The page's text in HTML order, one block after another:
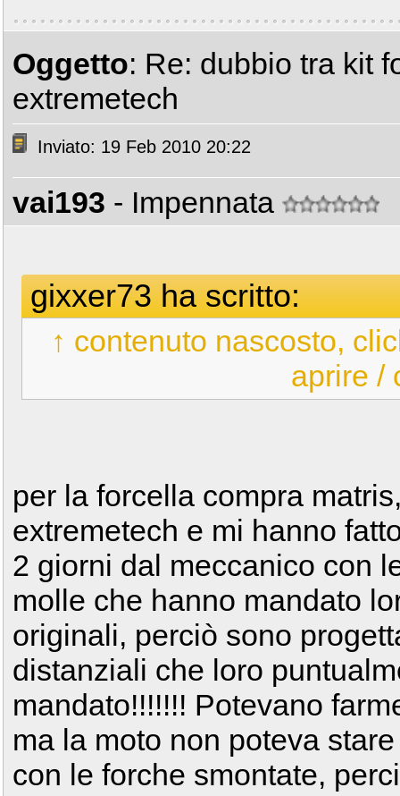
Oggetto: Re: dubbio tra kit
extremetech
Inviato: 19 Feb 2010 20:22
vai193 - Impennata
gixxer73 ha scritto:
↑ contenuto nascosto,
aprire /
per la forcella compra
extremetech e mi hanno
2 giorni dal meccanico con
molle che hanno mandato
originali, perciò sono
distanziali che loro
mandato!!!!!!! Potevano
ma la moto non poteva
con le forche smontate,